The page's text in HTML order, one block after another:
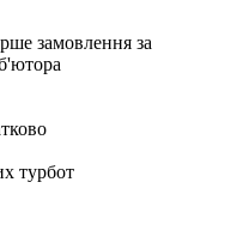
замовлення за
турбот